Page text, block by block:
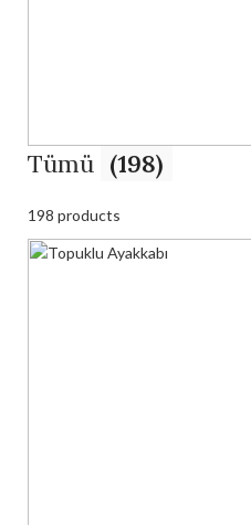
Tümü (198)
198 products